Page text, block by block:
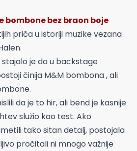
bombone bez braon boje
priča u istoriji muzike vezana
stajalo je da u backstage
činija M&M bombona , ali
da je to hir, ali bend je kasnije
služio kao test. Ako
tako sitan detalj, postojala
pročitali ni mnogo važnije